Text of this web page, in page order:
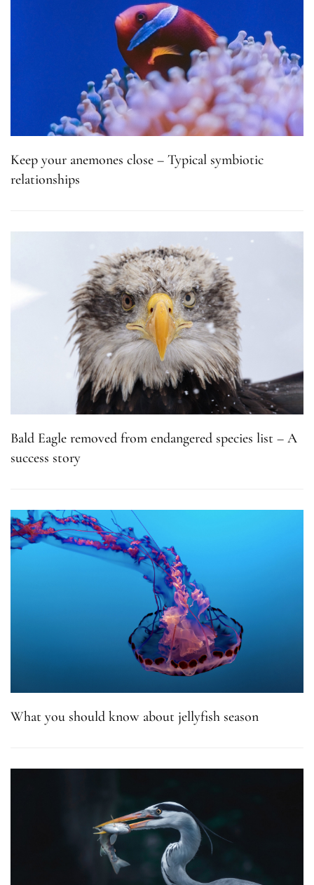
Keep your anemones close – Typical symbiotic
relationships
Bald Eagle removed from endangered species list – A
success story
What you should know about jellyfish season